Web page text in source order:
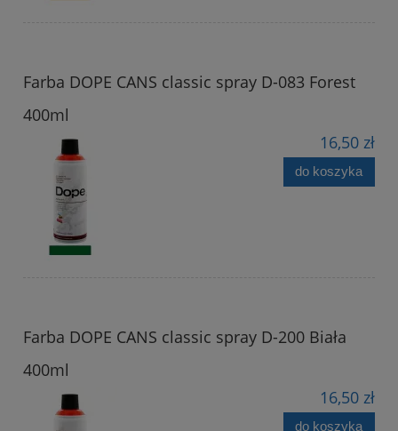
Farba DOPE CANS classic spray D-083 Forest
400ml
16,50 zł
do koszyka
Farba DOPE CANS classic spray D-200 Biała
400ml
16,50 zł
do koszyka